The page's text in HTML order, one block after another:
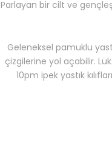
Parlayan bir cilt ve
Geleneksel pamuklu
çizgilerine yol açabilir.
10pm ipek yastık